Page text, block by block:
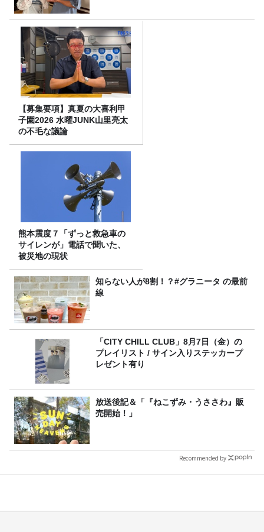
【募集要項】真夏の大喜利甲
子園2026 水曜JUNK山里亮太
の不毛な議論
熊本震度７「ずっと救急車の
サイレンが」電話で聞いた、
被災地の現状
知らない人が8割！？#グラニータ の最前
線
「CITY CHILL CLUB」8月7日（金）の
プレイリスト / サイン入りステッカープ
レゼント有り
放送後記＆「『ねこずみ・うささわ』販
売開始！」
Recommended by